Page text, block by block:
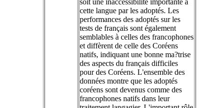
cette langue par les adoptés. Les
performances des adoptés sur les
tests de français sont également
semblables à celles des francophones
et diffèrent de celle des Coréens
natifs, indiquant une bonne ma?trise
des aspects du français difficiles
pour des Coréens. L'ensemble des
données montre que les adoptés
coréens sont devenus comme des
francophones natifs dans leur